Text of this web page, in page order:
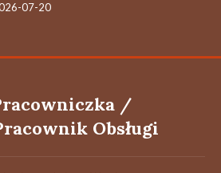
07-20
/
Obsługi